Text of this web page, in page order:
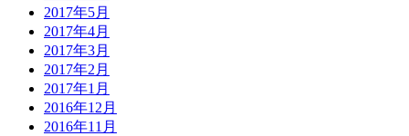
2017年5月
2017年4月
2017年3月
2017年2月
2017年1月
2016年12月
2016年11月